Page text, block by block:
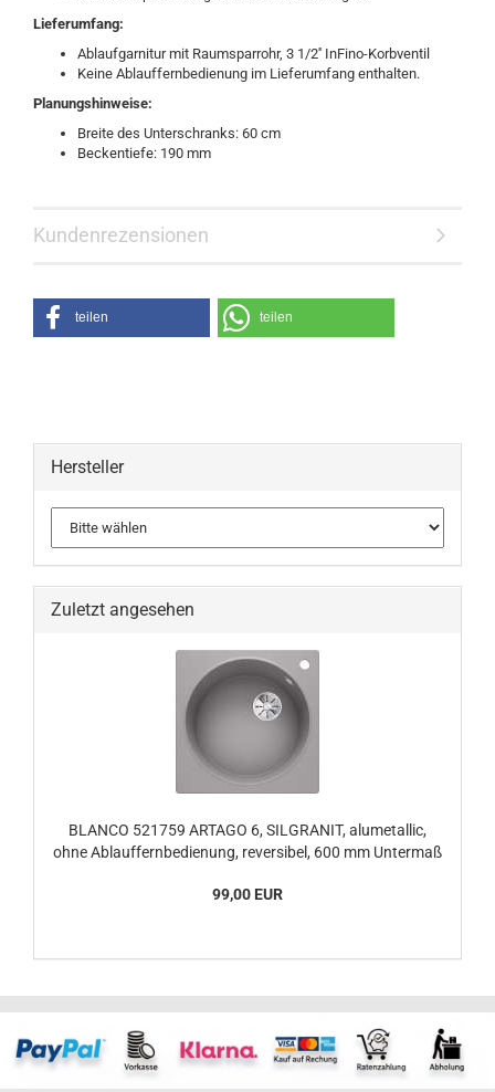
Lieferumfang:
Ablaufgarnitur mit Raumsparrohr, 3 1/2'' InFino-Korbventil
Keine Ablauffernbedienung im Lieferumfang enthalten.
Planungshinweise:
Breite des Unterschranks: 60 cm
Beckentiefe: 190 mm
Kundenrezensionen
teilen teilen
Hersteller
Zuletzt angesehen
BLANCO 521759 ARTAGO 6, SILGRANIT, alumetallic,
ohne Ablauffernbedienung, reversibel, 600 mm Untermaß
99,00 EUR